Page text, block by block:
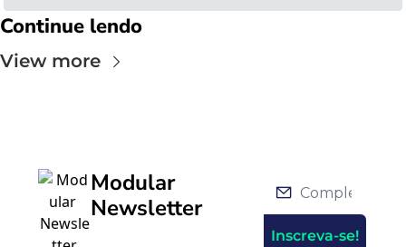
Continue lendo
View more
Modular
Newsletter
Inscreva-se!